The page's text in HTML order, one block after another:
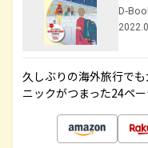
D-
久しぶりの海外旅行で
ニックがつまった24ペ